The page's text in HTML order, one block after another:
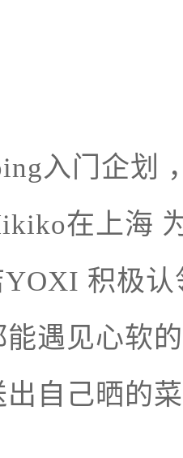
入门企划
在上海
YOXI 积极
遇见心软
自己晒的